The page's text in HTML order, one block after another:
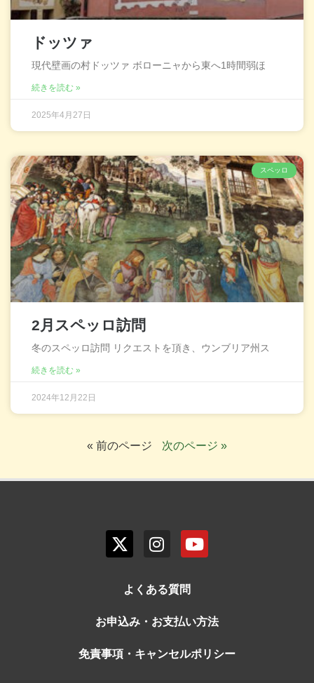
ドッツァ
現代壁画の村ドッツァ ボローニャから東へ1時間弱ほ
続きを読む »
2025年4月27日
スペッロ
2月スペッロ訪問
冬のスペッロ訪問 リクエストを頂き、ウンブリア州ス
続きを読む »
2024年12月22日
« 前のページ 次のページ »
よくある質問
お申込み・お支払い方法
免責事項・キャンセルポリシー